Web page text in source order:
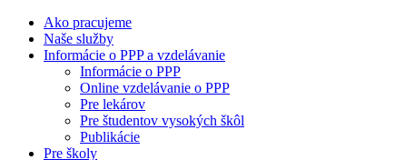
Ako pracujeme
Naše služby
Informácie o PPP a vzdelávanie
Informácie o PPP
Online vzdelávanie o PPP
Pre lekárov
Pre študentov vysokých škôl
Publikácie
Pre školy